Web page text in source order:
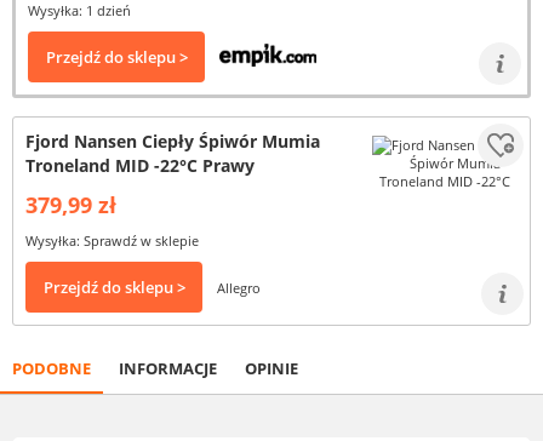
Wysyłka: 1 dzień
Przejdź do sklepu >
Fjord Nansen Ciepły Śpiwór Mumia
Troneland MID -22°C Prawy
379,99 zł
Wysyłka: Sprawdź w sklepie
Przejdź do sklepu > Allegro
PODOBNE INFORMACJE OPINIE